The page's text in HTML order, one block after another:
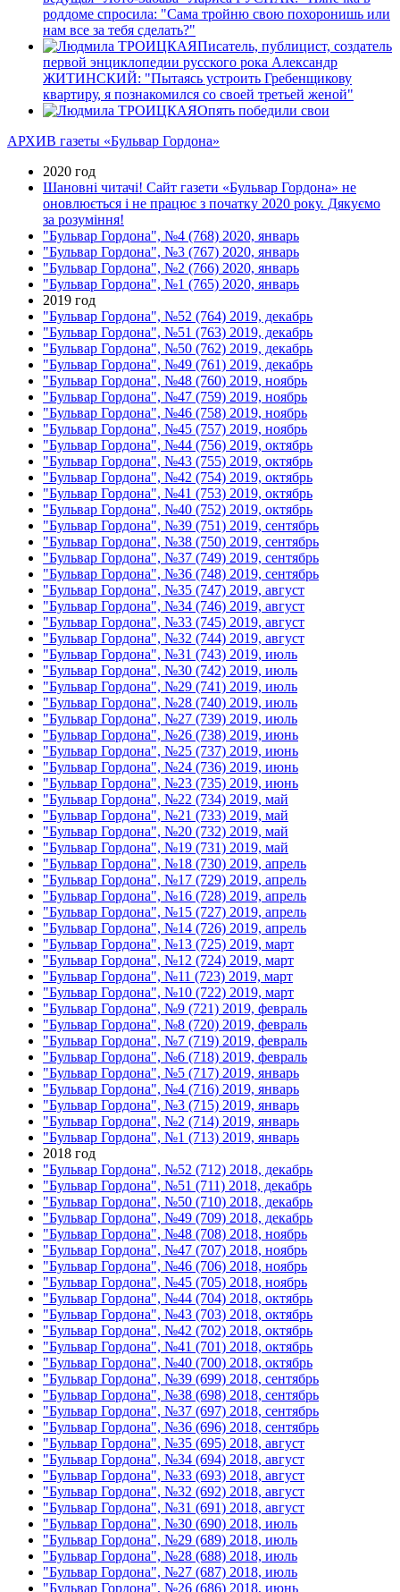
роддоме спросила: "Сама тройню свою похоронишь или
нам все за тебя сделать?"
Писатель, публицист, создатель
первой энциклопедии русского рока Александр
ЖИТИНСКИЙ: "Пытаясь устроить Гребенщикову
квартиру, я познакомился со своей третьей женой"
Опять победили свои
АРХИВ газеты «Бульвар Гордона»
2020 год
Шановні читачі! Сайт газети «Бульвар Гордона» не
оновлюється і не працює з початку 2020 року. Дякуємо
за розуміння!
"Бульвар Гордона", №4 (768) 2020, январь
"Бульвар Гордона", №3 (767) 2020, январь
"Бульвар Гордона", №2 (766) 2020, январь
"Бульвар Гордона", №1 (765) 2020, январь
2019 год
"Бульвар Гордона", №52 (764) 2019, декабрь
"Бульвар Гордона", №51 (763) 2019, декабрь
"Бульвар Гордона", №50 (762) 2019, декабрь
"Бульвар Гордона", №49 (761) 2019, декабрь
"Бульвар Гордона", №48 (760) 2019, ноябрь
"Бульвар Гордона", №47 (759) 2019, ноябрь
"Бульвар Гордона", №46 (758) 2019, ноябрь
"Бульвар Гордона", №45 (757) 2019, ноябрь
"Бульвар Гордона", №44 (756) 2019, октябрь
"Бульвар Гордона", №43 (755) 2019, октябрь
"Бульвар Гордона", №42 (754) 2019, октябрь
"Бульвар Гордона", №41 (753) 2019, октябрь
"Бульвар Гордона", №40 (752) 2019, октябрь
"Бульвар Гордона", №39 (751) 2019, сентябрь
"Бульвар Гордона", №38 (750) 2019, сентябрь
"Бульвар Гордона", №37 (749) 2019, сентябрь
"Бульвар Гордона", №36 (748) 2019, сентябрь
"Бульвар Гордона", №35 (747) 2019, август
"Бульвар Гордона", №34 (746) 2019, август
"Бульвар Гордона", №33 (745) 2019, август
"Бульвар Гордона", №32 (744) 2019, август
"Бульвар Гордона", №31 (743) 2019, июль
"Бульвар Гордона", №30 (742) 2019, июль
"Бульвар Гордона", №29 (741) 2019, июль
"Бульвар Гордона", №28 (740) 2019, июль
"Бульвар Гордона", №27 (739) 2019, июль
"Бульвар Гордона", №26 (738) 2019, июнь
"Бульвар Гордона", №25 (737) 2019, июнь
"Бульвар Гордона", №24 (736) 2019, июнь
"Бульвар Гордона", №23 (735) 2019, июнь
"Бульвар Гордона", №22 (734) 2019, май
"Бульвар Гордона", №21 (733) 2019, май
"Бульвар Гордона", №20 (732) 2019, май
"Бульвар Гордона", №19 (731) 2019, май
"Бульвар Гордона", №18 (730) 2019, апрель
"Бульвар Гордона", №17 (729) 2019, апрель
"Бульвар Гордона", №16 (728) 2019, апрель
"Бульвар Гордона", №15 (727) 2019, апрель
"Бульвар Гордона", №14 (726) 2019, апрель
"Бульвар Гордона", №13 (725) 2019, март
"Бульвар Гордона", №12 (724) 2019, март
"Бульвар Гордона", №11 (723) 2019, март
"Бульвар Гордона", №10 (722) 2019, март
"Бульвар Гордона", №9 (721) 2019, февраль
"Бульвар Гордона", №8 (720) 2019, февраль
"Бульвар Гордона", №7 (719) 2019, февраль
"Бульвар Гордона", №6 (718) 2019, февраль
"Бульвар Гордона", №5 (717) 2019, январь
"Бульвар Гордона", №4 (716) 2019, январь
"Бульвар Гордона", №3 (715) 2019, январь
"Бульвар Гордона", №2 (714) 2019, январь
"Бульвар Гордона", №1 (713) 2019, январь
2018 год
"Бульвар Гордона", №52 (712) 2018, декабрь
"Бульвар Гордона", №51 (711) 2018, декабрь
"Бульвар Гордона", №50 (710) 2018, декабрь
"Бульвар Гордона", №49 (709) 2018, декабрь
"Бульвар Гордона", №48 (708) 2018, ноябрь
"Бульвар Гордона", №47 (707) 2018, ноябрь
"Бульвар Гордона", №46 (706) 2018, ноябрь
"Бульвар Гордона", №45 (705) 2018, ноябрь
"Бульвар Гордона", №44 (704) 2018, октябрь
"Бульвар Гордона", №43 (703) 2018, октябрь
"Бульвар Гордона", №42 (702) 2018, октябрь
"Бульвар Гордона", №41 (701) 2018, октябрь
"Бульвар Гордона", №40 (700) 2018, октябрь
"Бульвар Гордона", №39 (699) 2018, сентябрь
"Бульвар Гордона", №38 (698) 2018, сентябрь
"Бульвар Гордона", №37 (697) 2018, сентябрь
"Бульвар Гордона", №36 (696) 2018, сентябрь
"Бульвар Гордона", №35 (695) 2018, август
"Бульвар Гордона", №34 (694) 2018, август
"Бульвар Гордона", №33 (693) 2018, август
"Бульвар Гордона", №32 (692) 2018, август
"Бульвар Гордона", №31 (691) 2018, август
"Бульвар Гордона", №30 (690) 2018, июль
"Бульвар Гордона", №29 (689) 2018, июль
"Бульвар Гордона", №28 (688) 2018, июль
"Бульвар Гордона", №27 (687) 2018, июль
"Бульвар Гордона", №26 (686) 2018, июнь